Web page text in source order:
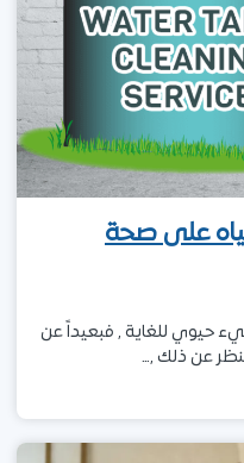
على صحة
حيوي للغاية , فبعيداً عن
عن ذلك ,…